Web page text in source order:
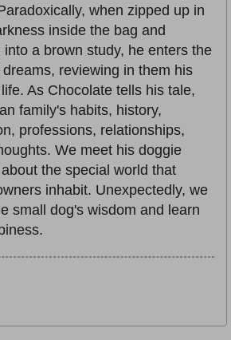
when zipped up in
inside the bag and
a brown study, he enters the
reviewing in them his
As Chocolate tells his tale,
family's habits, history,
professions, relationships,
We meet his doggie
the special world that
inhabit. Unexpectedly, we
small dog's wisdom and learn